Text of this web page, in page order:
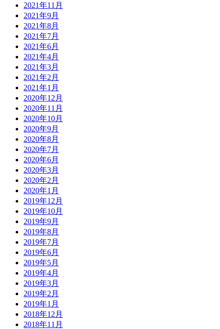
2021年11月
2021年9月
2021年8月
2021年7月
2021年6月
2021年4月
2021年3月
2021年2月
2021年1月
2020年12月
2020年11月
2020年10月
2020年9月
2020年8月
2020年7月
2020年6月
2020年3月
2020年2月
2020年1月
2019年12月
2019年10月
2019年9月
2019年8月
2019年7月
2019年6月
2019年5月
2019年4月
2019年3月
2019年2月
2019年1月
2018年12月
2018年11月